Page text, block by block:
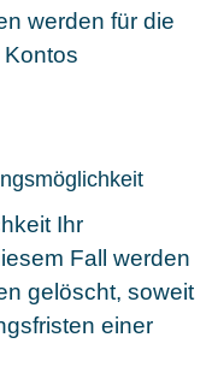
werden für die
Ihr
Fall werden
gelöscht, soweit
einer